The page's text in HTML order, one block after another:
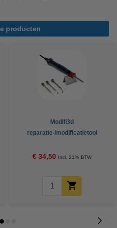
producten
Modifi3d
reparatie-/modificatietool
€ 34,50 Incl. 21% BTW